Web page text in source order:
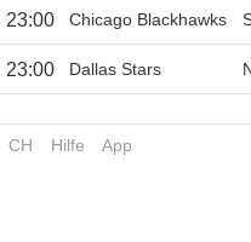
23:00 Chicago Blackhawks
23:00 Dallas Stars
CH Hilfe App